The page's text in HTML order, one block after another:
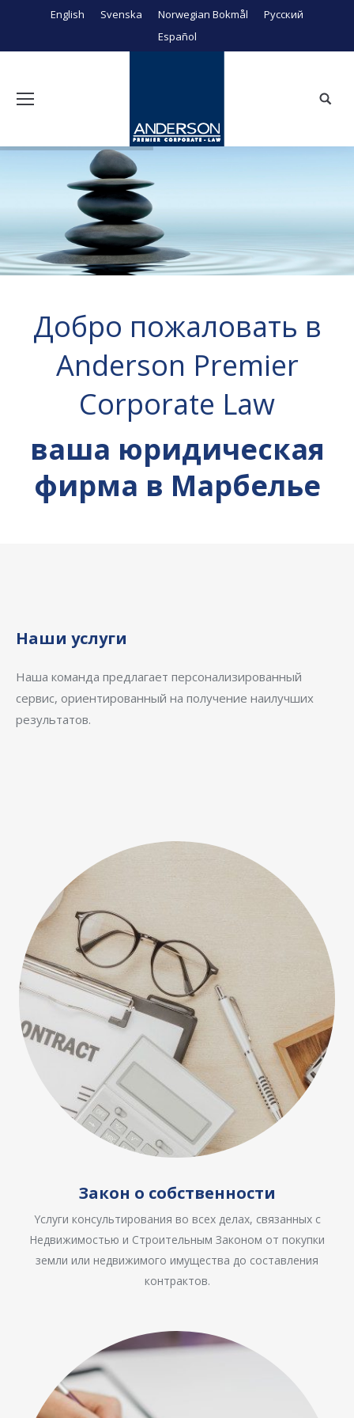
English Svenska Norwegian Bokmål
Русский
Español
Добро пожаловать в
Anderson Premier
Corporate Law
ваша юридическая
фирма в Марбелье
Наши услуги
Наша команда предлагает персонализированный
сервис, ориентированный на получение наилучших
результатов.
Закон о собственности
Yслуги консультирования во всех делах, связанных с
Недвижимостью и Строительным Законом от покупки
земли или недвижимого имущества до составления
контрактов.